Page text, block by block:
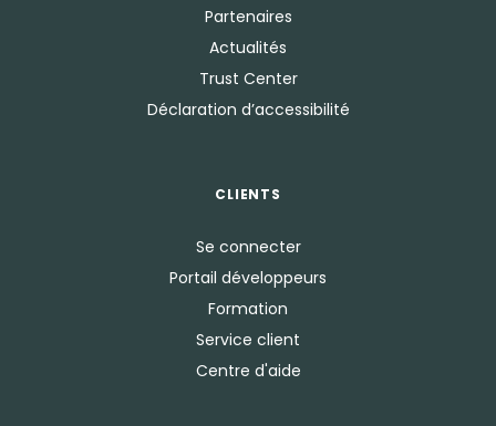
Partenaires
Actualités
Trust Center
Déclaration d’accessibilité
CLIENTS
Se connecter
Portail développeurs
Formation
Service client
Centre d'aide